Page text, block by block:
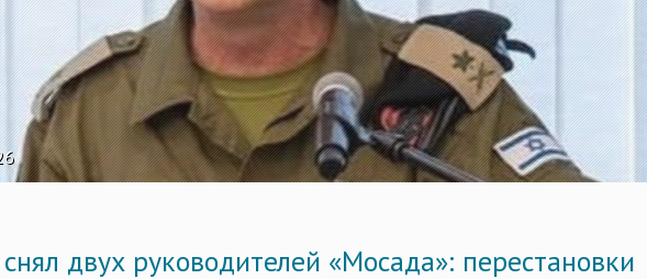
двух руководителей «Мосада»: перестановки